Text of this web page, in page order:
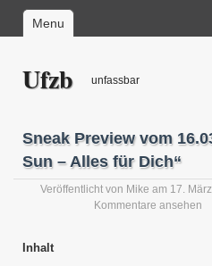
Menu
Ufzb unfassbar
Sneak Preview vom
Sun – Alles für Dich“
Veröffentlicht von Mike am 17.
Kommentare ansehen
Inhalt